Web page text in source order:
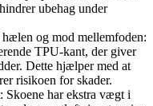
ubehag under
og mod mellemfoden:
TPU-kant, der giver
Dette hjælper med at
risikoen for skader.
har ekstra vægt i